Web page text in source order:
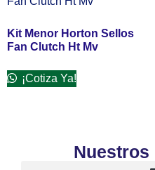
Kit Menor Horton Sellos
Fan Clutch Ht Mv
¡Cotiza Ya!
Nuestros